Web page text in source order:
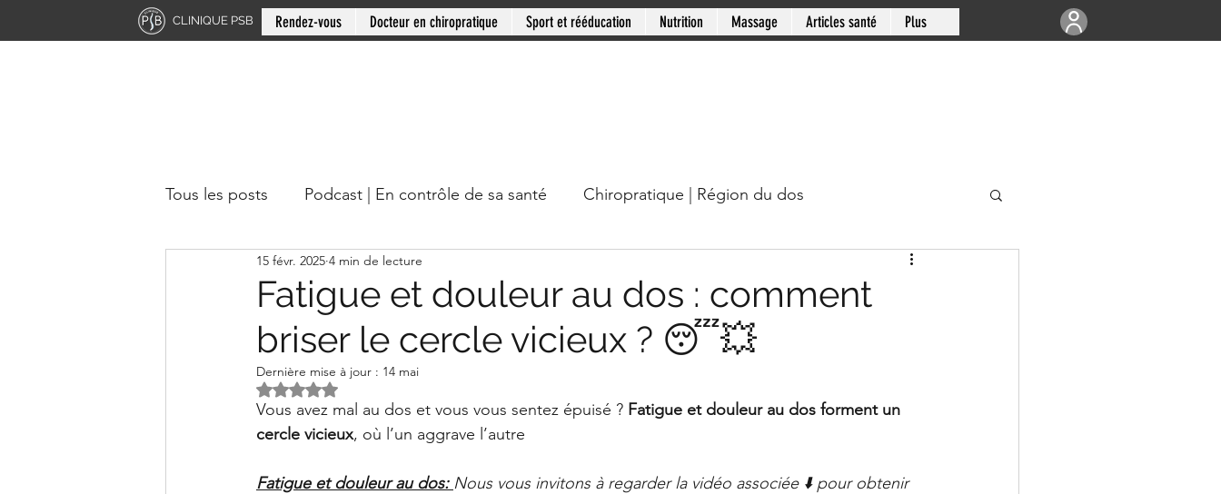
CLINIQUE PSB Rendez-vous Docteur en chiropratique Sport et rééducation Nutrition Massage Articles santé Plus
Tous les posts Podcast | En contrôle de sa santé Chiropratique | Région du dos
Chiropratique | Région du cou Chiropratique | Articulations
Docteur en chiropratique Mini-série: Douleur chronique Clinique PSB: Rive-sud de Montréal
Clinique PSB à Sainte-Julie: Offres La Santé Soignée Par Accident
Fatigue et douleur au dos : comment
briser le cercle vicieux ? 😴💥
15 févr. 2025 4 min de lecture
Dernière mise à jour : 14 mai
Noté NaN étoiles sur 5.
Vous avez mal au dos et vous vous sentez épuisé ? Fatigue et douleur au dos forment un
cercle vicieux, où l’un aggrave l’autre
Fatigue et douleur au dos: Nous vous invitons à regarder la vidéo associée ⬇️ pour obtenir